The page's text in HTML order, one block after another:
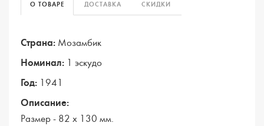
О ТОВАРЕ ДОСТАВКА СКИДКИ
Страна: Мозамбик
Номинал: 1 эскудо
Год: 1941
Описание:
Размер - 82 х 130 мм.